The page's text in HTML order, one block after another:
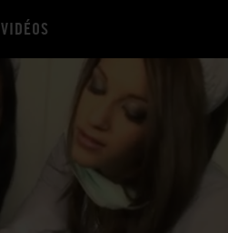
VIDÉOS